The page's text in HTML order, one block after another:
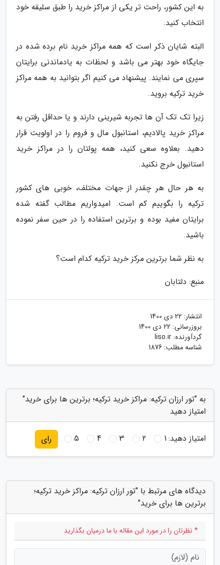
به این کشور، راحت تر یکی از مراکز خرید را طبق سلیقه خود
انتخاب کنید.
البته شایان ذکر است که همه مراکز خرید نام برده شده در
جایگاه خود بهتر می باشد و لحظات به یادماندنی برایتان
سپری می نمایند. پیشنهاد می کنیم اگر بتوانید به همه مراکز
خرید ترکیه بروید.
زیرا تک تک آن ها تجربه شیرینی دارند و یا حداقل رفتن به
مراکز خرید پالادیم، استانبول مال و فروم را در اولویت قرار
دهید. بعلاوه سعی کنید، همه پولتان را در مراکز خرید
استانبول خرج نکنید.
به هر حال هر چقدر از جهات مختلف، خوبی های کشور
ترکیه را بگوییم کم است. امیدواریم مطالب گفته شده
برایتان مفید بوده و برترین استفاده را در حین سفر نموده
باشید.
به نظر شما برترین مرکز خرید ترکیه کدام است؟
منبع: دلتابان
انتشار: 22 دی 1400
بروزرسانی: 22 دی 1400
گردآورنده: liso.ir
شناسه مطلب: 1876
به "تور ارزان ترکیه: مراکز خرید ترکیه؛ برترین ها برای خرید"
امتیاز دهید
امتیاز دهید:1
2
3
4
5 رای
دیدگاه های مرتبط با "تور ارزان ترکیه: مراکز خرید ترکیه؛
برترین ها برای خرید"
* نظرتان را در مورد این مقاله با ما درمیان بگذارید